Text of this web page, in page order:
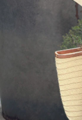
세트할인 ~30%